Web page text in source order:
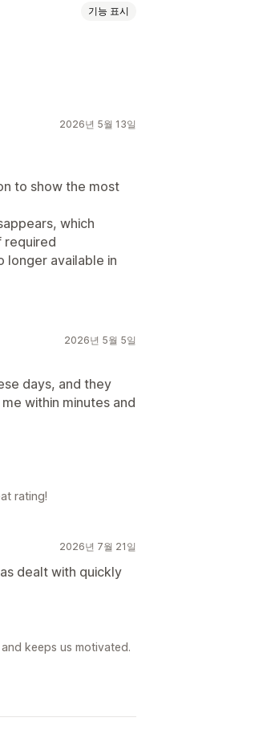
기능 표시
2026년 5월 13일
to show the most
which
required
longer available in
2026년 5월 5일
days, and they
within minutes and
rating!
2026년 7월 21일
dealt with quickly
keeps us motivated.